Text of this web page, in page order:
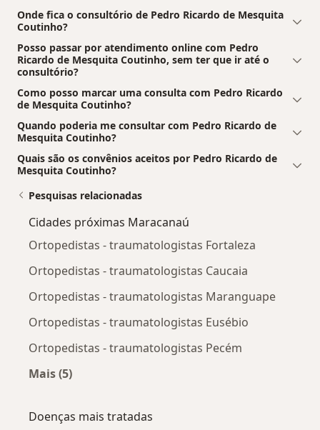
Onde fica o consultório de Pedro Ricardo de Mesquita
Coutinho?
Posso passar por atendimento online com Pedro
Ricardo de Mesquita Coutinho, sem ter que ir até o
consultório?
Como posso marcar uma consulta com Pedro Ricardo
de Mesquita Coutinho?
Quando poderia me consultar com Pedro Ricardo de
Mesquita Coutinho?
Quais são os convênios aceitos por Pedro Ricardo de
Mesquita Coutinho?
Pesquisas relacionadas
Cidades próximas Maracanaú
Ortopedistas - traumatologistas Fortaleza
Ortopedistas - traumatologistas Caucaia
Ortopedistas - traumatologistas Maranguape
Ortopedistas - traumatologistas Eusébio
Ortopedistas - traumatologistas Pecém
Mais (5)
Doenças mais tratadas